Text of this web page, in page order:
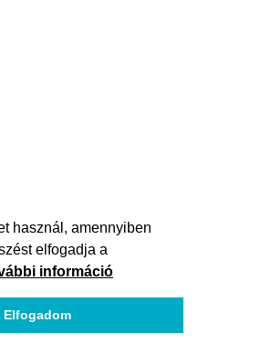
használ, amennyiben
elfogadja a
információ
Elfogadom